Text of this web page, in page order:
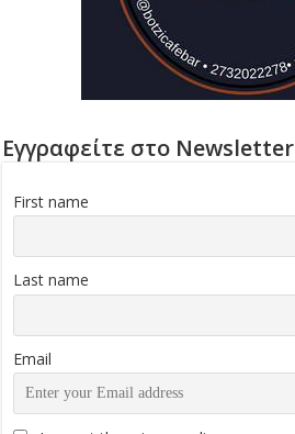
Εγγραφείτε στο Newsletter
First name
Last name
Email